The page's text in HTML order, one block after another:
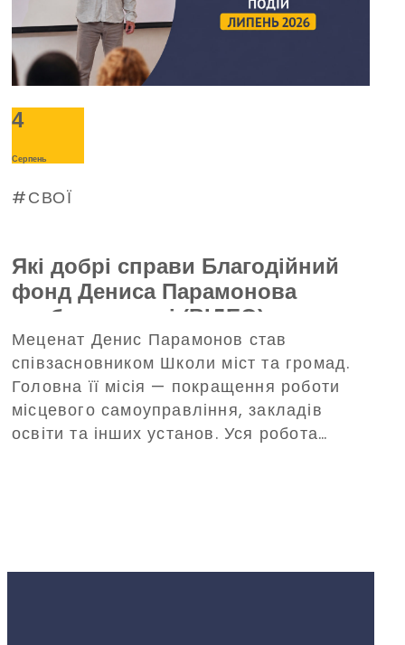
4
Серпень
СВОЇ
Які добрі справи Благодійний
фонд Дениса Парамонова
зробив у липні (ВІДЕО)
Меценат Денис Парамонов став
співзасновником Школи міст та громад.
Головна її місія — покращення роботи
місцевого самоуправління, закладів
освіти та інших установ. Уся робота